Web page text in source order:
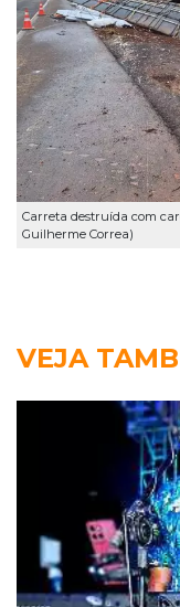
Carreta destruída com
Guilherme Correa)
VEJA